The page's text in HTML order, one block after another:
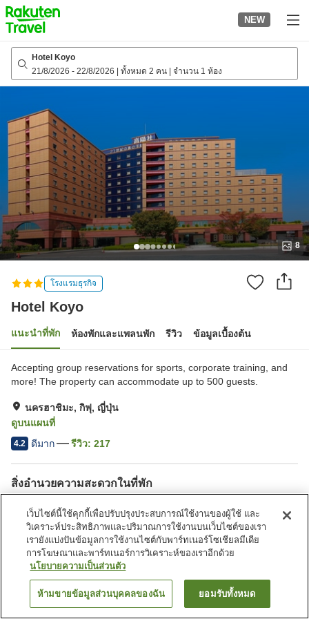
to
top
page
NEW
Hotel Koyo
21/8/2026 - 22/8/2026 ทั้งหมด 2 คน จำนวน 1 ห้อง
8
โรงแรมธุรกิจ
Hotel Koyo
แนะนำที่พัก ห้องพักและแพลนพัก รีวิว ข้อมูลเบื้องต้น
Accepting group reservations for sports, corporate training, and
more! The property can accommodate up to 500 guests.
นครฮาชิมะ, กิฟุ, ญี่ปุ่น
ดูบนแผนที่
4.2 ดีมาก รีวิว: 217
สิ่งอำนวยความสะดวกในที่พัก
ร้านอาหาร
คาเฟ่
หน้าแรก ญี่ปุ่น กิฟุ นครฮาชิมะ Hotel Koyo
ค้นหาห้องพัก
เว็บไซต์นี้ใช้คุกกี้เพื่อปรับปรุงประสบการณ์ใช้งานของผู้ใช้ และ
วิเคราะห์ประสิทธิภาพและปริมาณการใช้งานบนเว็บไซต์ของเรา
เรายังแบ่งปันข้อมูลการใช้งานไซต์กับพาร์ทเนอร์โซเชียลมีเดีย
การโฆษณาและพาร์ทเนอร์การวิเคราะห์ของเราอีกด้วย
นโยบายความเป็นส่วนตัว
ห้ามขายข้อมูลส่วนบุคคลของฉัน ยอมรับทั้งหมด